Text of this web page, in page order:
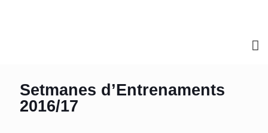
Setmanes d’Entrenaments
2016/17